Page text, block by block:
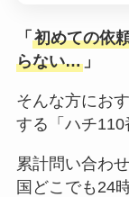
「 初めての依
らない…」
そんな方にお
する「ハチ110
累計問い合わせ
国どこでも24